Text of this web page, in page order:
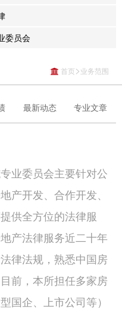
委员会
首页>业务范围
最新动态 专业文章
业委员会主要针对公
产开发、合作开发、
供全方位的法律服
产法律服务近二十年
律法规，熟悉中国房
前，本所担任多家房
国企、上市公司等）